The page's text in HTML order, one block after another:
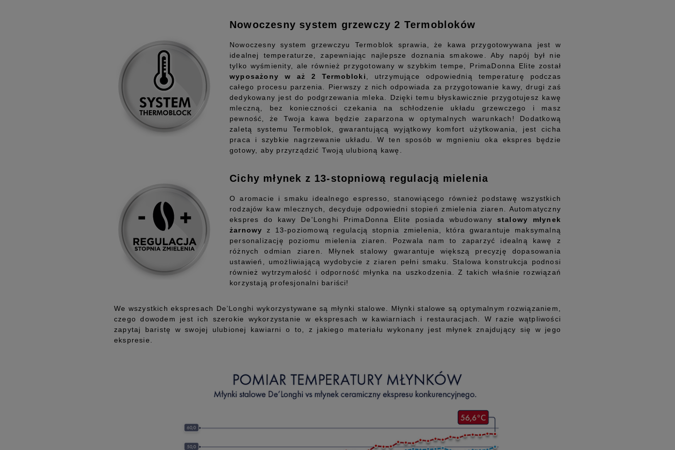
Nowoczesny system grzewczy 2 Termobloków
Nowoczesny system grzewczyu Termoblok sprawia, że kawa przygotowywana jest w
idealnej temperaturze, zapewniając najlepsze doznania smakowe. Aby napój był nie
tylko wyśmienity, ale również przygotowany w szybkim tempe, PrimaDonna Elite został
wyposażony w aż 2 Termobloki
, utrzymujące odpowiednią temperaturę podczas
całego procesu parzenia. Pierwszy z nich odpowiada za przygotowanie kawy, drugi zaś
dedykowany jest do podgrzewania mleka. Dzięki temu błyskawicznie przygotujesz kawę
mleczną, bez konieczności czekania na schłodzenie układu grzewczego i masz
pewność, że Twoja kawa będzie zaparzona w optymalnych warunkach! Dodatkową
zaletą systemu Termoblok, gwarantującą wyjątkowy komfort użytkowania, jest cicha
praca i szybkie nagrzewanie układu. W ten sposób w mgnieniu oka ekspres będzie
gotowy, aby przyrządzić Twoją ulubioną kawę.
Cichy młynek z 13-stopniową regulacją mielenia
O aromacie i smaku idealnego espresso, stanowiącego również podstawę wszystkich
rodzajów kaw mlecznych, decyduje odpowiedni stopień zmielenia ziaren. Automatyczny
ekspres do kawy De'Longhi PrimaDonna Elite posiada wbudowany stalowy młynek
żarnowy z 13-poziomową regulacją stopnia zmielenia, która gwarantuje maksymalną
personalizację poziomu mielenia ziaren. Pozwala nam to zaparzyć idealną kawę z
różnych odmian ziaren. Młynek stalowy gwarantuje większą precyzję dopasowania
ustawień, umożliwiającą wydobycie z ziaren pełni smaku. Stalowa konstrukcja podnosi
również wytrzymałość i odporność młynka na uszkodzenia. Z takich właśnie rozwiązań
korzystają profesjonalni bariści!
We wszystkich ekspresach De’Longhi wykorzystywane są młynki stalowe. Młynki stalowe są optymalnym rozwiązaniem,
czego dowodem jest ich szerokie wykorzystanie w ekspresach w kawiarniach i restauracjach. W razie wątpliwości
zapytaj baristę w swojej ulubionej kawiarni o to, z jakiego materiału wykonany jest młynek znajdujący się w jego
ekspresie.